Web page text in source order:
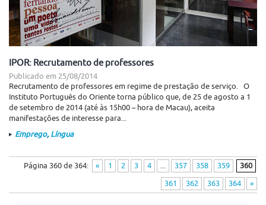
IPOR: Recrutamento de professores
Publicado em 25/08/2014
Recrutamento de professores em regime de prestação de serviço. O
Instituto Português do Oriente torna público que, de 25 de agosto a 1
de setembro de 2014 (até às 15h00 – hora de Macau), aceita
manifestações de interesse para...
Emprego, Língua
Página 360 de 364: « 1 2 3 4 ... 357 358 359 360
361 362 363 364 »